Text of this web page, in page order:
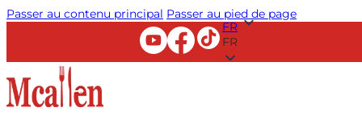
Passer au contenu principal Passer au pied de page
FR
FR